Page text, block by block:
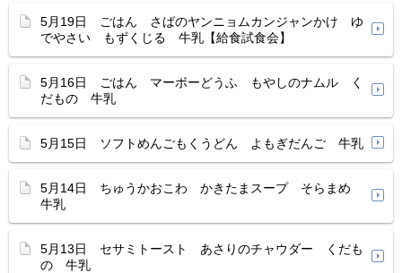
5月19日 ごはん さばのヤンニョムカンジャンかけ ゆ
でやさい もずくじる 牛乳【給食試食会】
5月16日 ごはん マーボーどうふ もやしのナムル く
だもの 牛乳
5月15日 ソフトめんごもくうどん よもぎだんご 牛乳
5月14日 ちゅうかおこわ かきたまスープ そらまめ
牛乳
5月13日 セサミトースト あさりのチャウダー くだも
の 牛乳